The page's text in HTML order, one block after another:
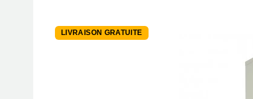
LIVRAISON GRATUITE